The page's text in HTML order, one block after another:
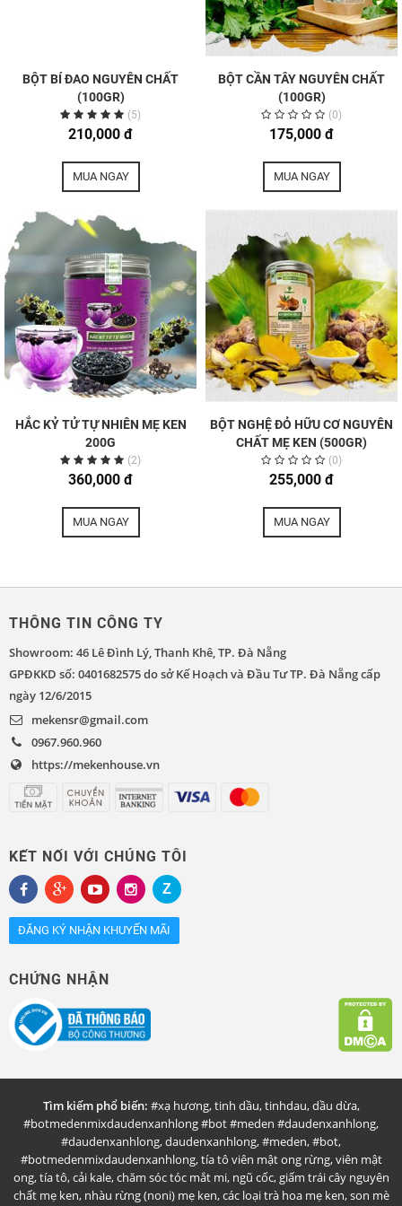
BỘT BÍ ĐAO NGUYÊN CHẤT
(100GR)
(5)
210,000 đ
MUA NGAY
BỘT CẦN TÂY NGUYÊN CHẤT
(100GR)
(0)
175,000 đ
MUA NGAY
HẮC KỶ TỬ TỰ NHIÊN MẸ KEN
200G
(2)
360,000 đ
MUA NGAY
BỘT NGHỆ ĐỎ HỮU CƠ NGUYÊN
CHẤT MẸ KEN (500GR)
(0)
255,000 đ
MUA NGAY
THÔNG TIN CÔNG TY
Showroom: 46 Lê Đình Lý, Thanh Khê, TP. Đà Nẵng
GPĐKKD số: 0401682575 do sở Kế Hoạch và Đầu Tư TP. Đà Nẵng cấp
ngày 12/6/2015
mekensr@gmail.com
0967.960.960
https://mekenhouse.vn
KẾT NỐI VỚI CHÚNG TÔI
ĐĂNG KÝ NHẬN KHUYẾN MÃI
CHỨNG NHẬN
Tìm kiếm phổ biến: #xạ hương,tinh dầu,tinhdau,dầu dừa,
#botmedenmixdaudenxanhlong #bot #meden #daudenxanhlong,
#daudenxanhlong,daudenxanhlong,#meden,#bot,
#botmedenmixdaudenxanhlong,tía tô viên mật ong rừng,viên mật
ong,tía tô,cải kale,chăm sóc tóc mắt mi, ngũ cốc,giấm trái cây nguyên
chất mẹ ken, nhàu rừng (noni) mẹ ken,các loại trà hoa mẹ ken,son mè